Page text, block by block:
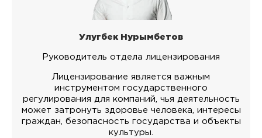
Улугбек Нурымбетов
Руководитель отдела лицензирования
Лицензирование является важным
инструментом государственного
регулирования для компаний, чья деятельность
может затронуть здоровье человека, интересы
граждан, безопасность государства и объекты
культуры.